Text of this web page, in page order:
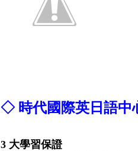
◇ 時代國際英日語
3 大學習保證